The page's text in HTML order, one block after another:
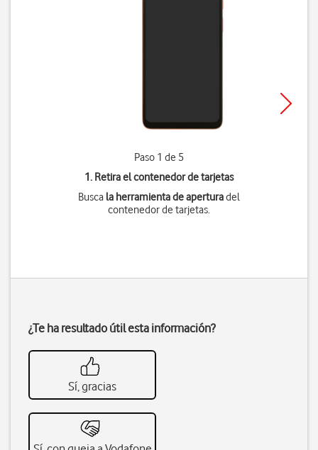
Paso 1 de 5
1. Retira el contenedor de tarjetas
Busca la herramienta de aperturadel
contenedor de tarjetas.
¿Te ha resultado útil esta información?
Sí, gracias